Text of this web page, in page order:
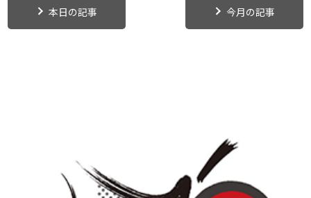
本日の記事 今月の記事